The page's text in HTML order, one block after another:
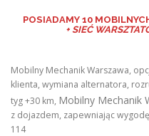
POSIADAMY 10
+ SIEĆ
Mobilny Mechanik Warszawa,
klienta, wymiana alternatora,
tyg +30 km, Mobilny Mechanik
z dojazdem, zapewniając
114